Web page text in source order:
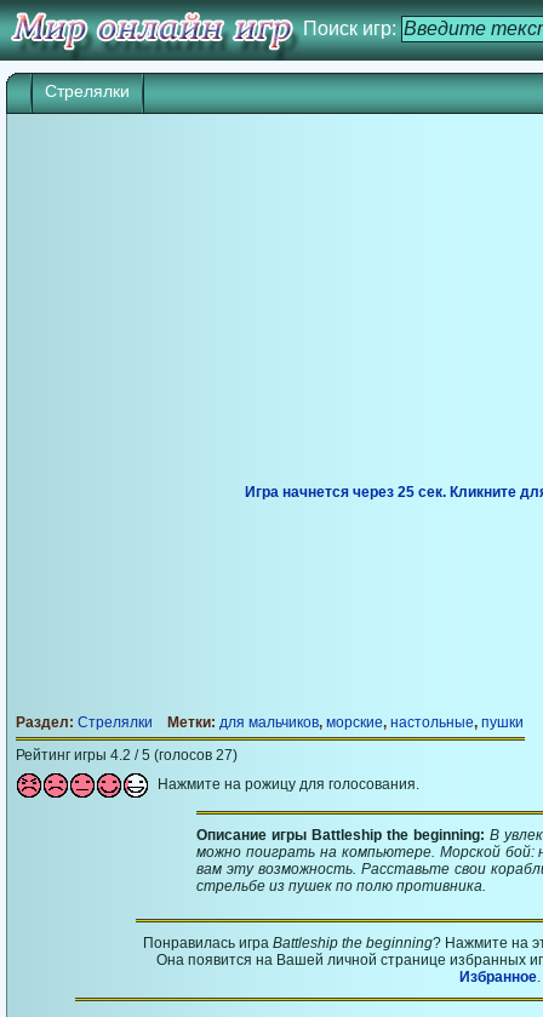
Поиск игр:
Стрелялки
Игра начнется через 25 сек. Кликните
Раздел: Стрелялки Метки: для мальчиков, морские, настольные, пушки
Рейтинг игры 4.2 / 5 (голосов 27)
Нажмите на рожицу для голосования.
Описание игры Battleship the beginning: В
можно поиграть на компьютере. Морской бой:
вам эту возможность. Расставьте свои
стрельбе из пушек по полю противника.
Понравилась игра Battleship the beginning? Нажмите на
Она появится на Вашей личной странице избранных
Избранное.